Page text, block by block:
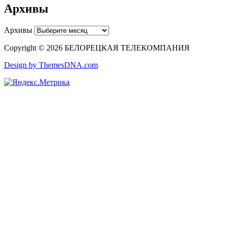
Архивы
Архивы
Copyright © 2026 БЕЛОРЕЦКАЯ ТЕЛЕКОМПАНИЯ
Design by ThemesDNA.com